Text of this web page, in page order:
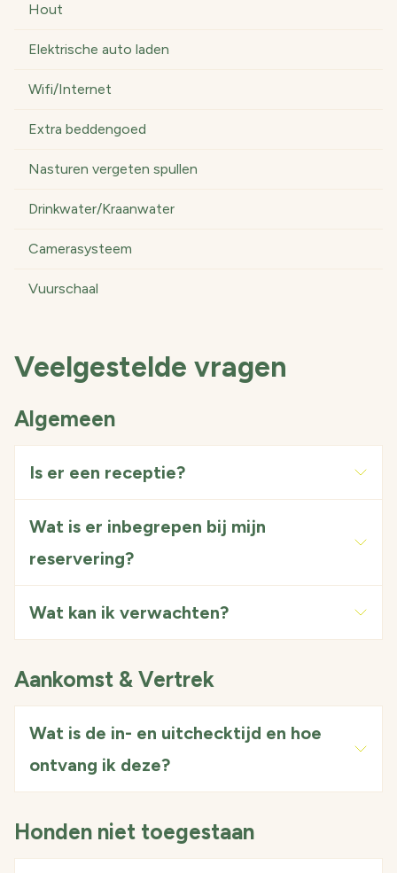
Hout
Elektrische auto laden
Wifi/Internet
Extra beddengoed
Nasturen vergeten spullen
Drinkwater/Kraanwater
Camerasysteem
Vuurschaal
Veelgestelde vragen
Algemeen
Is er een receptie?
Wat is er inbegrepen bij mijn
reservering?
Wat kan ik verwachten?
Aankomst & Vertrek
Wat is de in- en uitchecktijd en hoe
ontvang ik deze?
Honden niet toegestaan